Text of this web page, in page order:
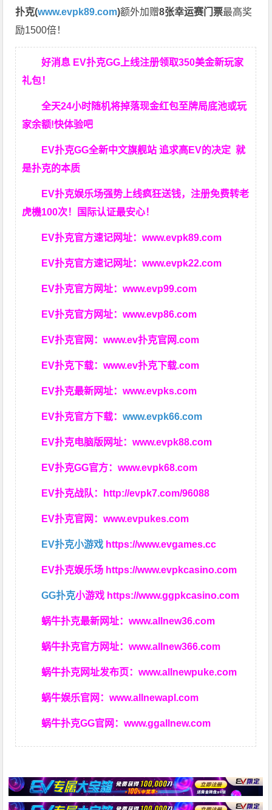
扑克(www.evpk89.com)额外加赠8张幸运赛门票最高奖
励1500倍！
好消息 EV扑克GG上线注册领取350美金新玩家
礼包！
全天24小时随机将掉落现金红包至牌局底池或玩
家余额!快体验吧
EV扑克GG全新中文旗舰站 追求高EV的决定就
是扑克的本质
EV扑克娱乐场强势上线疯狂送钱，注册免费转老
虎機100次！国际认证最安心！
EV扑克官方速记网址：www.evpk89.com
EV扑克官方速记网址：www.evpk22.com
EV扑克官方网址：www.evp99.com
EV扑克官方网址：www.evp86.com
EV扑克官网：www.ev扑克官网.com
EV扑克下载：www.ev扑克下载.com
EV扑克最新网址：www.evpks.com
EV扑克官方下载：www.evpk66.com
EV扑克电脑版网址：www.evpk88.com
EV扑克GG官方：www.evpk68.com
EV扑克战队： http://evpk7.com/96088
EV扑克官网：www.evpukes.com
EV扑克小游戏 https://www.evgames.cc
EV扑克娱乐场 https://www.evpkcasino.com
GG扑克小游戏 https://www.ggpkcasino.com
蜗牛扑克最新网址：www.allnew36.com
蜗牛扑克官方网址：www.allnew366.com
蜗牛扑克网址发布页：www.allnewpuke.com
蜗牛娱乐官网：www.allnewapl.com
蜗牛扑克GG官网：www.ggallnew.com